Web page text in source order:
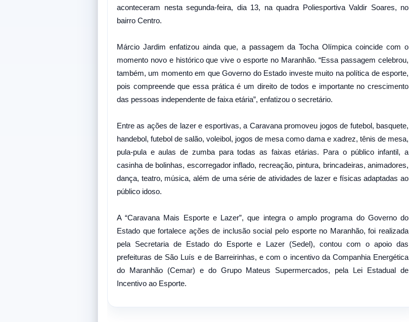
aconteceram nesta segunda-feira, dia 13, na quadra Poliesportiva Valdir Soares, no
bairro Centro.
Márcio Jardim enfatizou ainda que, a passagem da Tocha Olímpica coincide com o
momento novo e histórico que vive o esporte no Maranhão. “Essa passagem celebrou,
também, um momento em que Governo do Estado investe muito na política de esporte,
pois compreende que essa prática é um direito de todos e importante no crescimento
das pessoas independente de faixa etária”, enfatizou o secretário.
Entre as ações de lazer e esportivas, a Caravana promoveu jogos de futebol, basquete,
handebol, futebol de salão, voleibol, jogos de mesa como dama e xadrez, tênis de mesa,
pula-pula e aulas de zumba para todas as faixas etárias. Para o público infantil, a
casinha de bolinhas, escorregador inflado, recreação, pintura, brincadeiras, animadores,
dança, teatro, música, além de uma série de atividades de lazer e físicas adaptadas ao
público idoso.
A “Caravana Mais Esporte e Lazer”, que integra o amplo programa do Governo do
Estado que fortalece ações de inclusão social pelo esporte no Maranhão, foi realizada
pela Secretaria de Estado do Esporte e Lazer (Sedel), contou com o apoio das
prefeituras de São Luís e de Barreirinhas, e com o incentivo da Companhia Energética
do Maranhão (Cemar) e do Grupo Mateus Supermercados, pela Lei Estadual de
Incentivo ao Esporte.